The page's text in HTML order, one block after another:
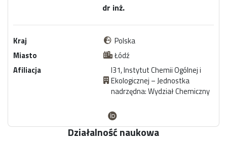
dr inż.
Kraj
Polska
Miasto
Łódź
Afiliacja
I31, Instytut Chemii Ogólnej i
Ekologicznej – Jednostka
nadrzędna: Wydział Chemiczny
Działalność naukowa